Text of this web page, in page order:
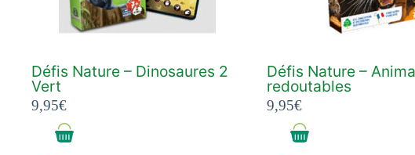
Défis Nature – Dinosaures 2
Vert
9,95€
Défis Nature –
redoutables
9,95€